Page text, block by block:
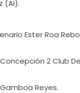
(AI).
Ester Roa
2 Club
Reyes.